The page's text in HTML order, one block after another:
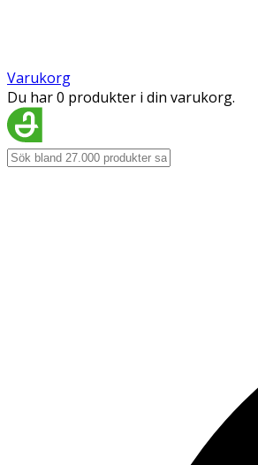
Varukorg
Du har 0 produkter i din varukorg.